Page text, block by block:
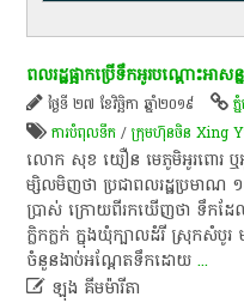
ពលរដ្ឋ​ផ្អាក​ប្រើ​ទឹកអូរ​បណ្ដោះអាស
ថ្ងៃទី ២៧ ខែវិច្ឆិកា ឆ្នាំ២០១៩
ការបំពុលទឹក /ក្រុមហ៊ុន​ចិន Xing
លោក សុខ យឿន មេភូមិ​អូរពោរ​ ឬ​អូ
ម្សិលមិញ​ថា ប្រជាពលរដ្ឋ​ប្រមាណ​ ១
ប្រាស់ ក្រោយពី​រកឃើញ​ថា ទឹក​ដែល​
ក្លិកក្លក់ ក្នុង​ឃុំ​ក្បាលដំរី ស្រុក​សំបូរ
ចំនួន​ងាប់​អណ្ដែត​ទឹក​ដោយ...
 ឡុង គីមម៉ារីតា